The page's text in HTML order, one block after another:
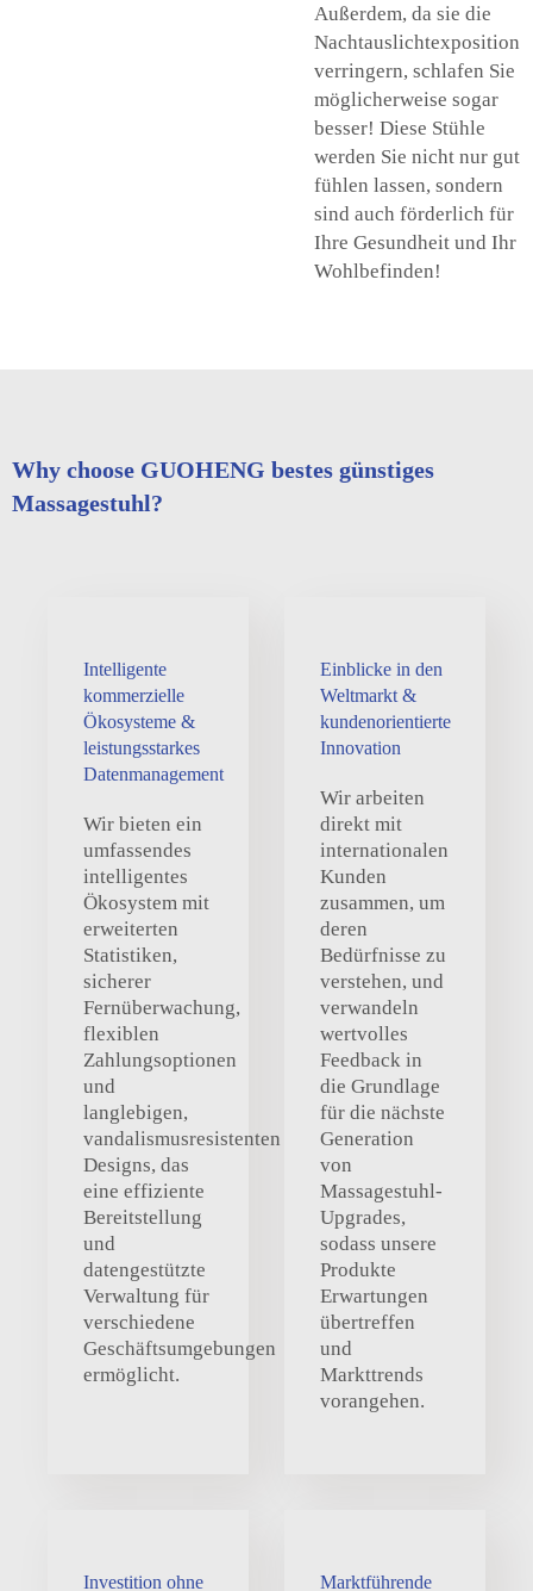
Außerdem, da sie die
Nachtauslichtexposition
verringern, schlafen Sie
möglicherweise sogar
besser! Diese Stühle
werden Sie nicht nur gut
fühlen lassen, sondern
sind auch förderlich für
Ihre Gesundheit und Ihr
Wohlbefinden!
Why choose GUOHENG bestes günstiges
Massagestuhl?
Intelligente
kommerzielle
Ökosysteme &
leistungsstarkes
Datenmanagement
Wir bieten ein
umfassendes
intelligentes
Ökosystem mit
erweiterten
Statistiken,
sicherer
Fernüberwachung,
flexiblen
Zahlungsoptionen
und
langlebigen,
vandalismusresistenten
Designs, das
eine effiziente
Bereitstellung
und
datengestützte
Verwaltung für
verschiedene
Geschäftsumgebungen
ermöglicht.
Einblicke in den
Weltmarkt &
kundenorientierte
Innovation
Wir arbeiten
direkt mit
internationalen
Kunden
zusammen, um
deren
Bedürfnisse zu
verstehen, und
verwandeln
wertvolles
Feedback in
die Grundlage
für die nächste
Generation
von
Massagestuhl-
Upgrades,
sodass unsere
Produkte
Erwartungen
übertreffen
und
Markttrends
vorangehen.
Investition ohne Marktführende